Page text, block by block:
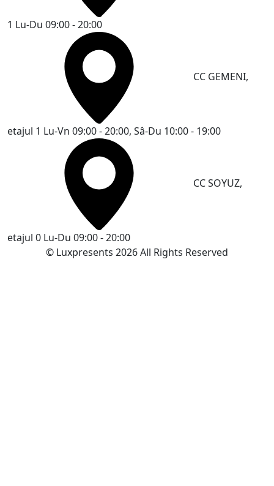
1 Lu-Du 09:00 - 20:00
CC GEMENI,
etajul 1 Lu-Vn 09:00 - 20:00, Sâ-Du 10:00 - 19:00
CC SOYUZ,
etajul 0 Lu-Du 09:00 - 20:00
© Luxpresents 2026 All Rights Reserved